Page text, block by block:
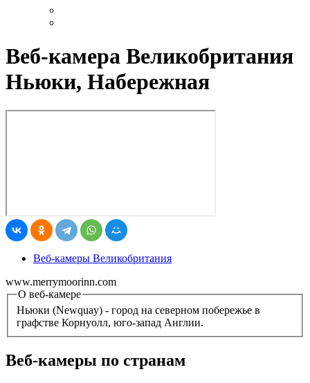
Веб-камера Великобритания
Ньюки, Набережная
Веб-камеры Великобритания
www.merrymoorinn.com
О веб-камере
Ньюки (Newquay) - город на северном побережье в
графстве Корнуолл, юго-запад Англии.
Веб-камеры по странам